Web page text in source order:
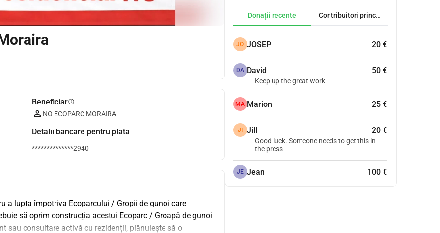
Beneficiarinfo
NO ECOPARC MORAIRA
Detalii bancare pentru plată
**************2940
a lupta împotriva Ecoparcului / Gropii de gunoi care
să oprim construcția acestui Ecoparc / Groapă de gunoi
sau consultare activă cu rezidenții, plănuiește să o
Donații recente Contribuitori principali
JO JOSEP 20 €
DA David 50 €
Keep up the great work
MA Marion 25 €
JI Jill 20 €
Good luck. Someone needs to get this in
the press
JE Jean 100 €